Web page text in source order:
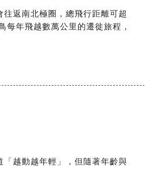
返南北極圈，總飛行距離可超
年飛越數萬公里的遷徙旅程，
越動越年輕」，但隨著年齡與